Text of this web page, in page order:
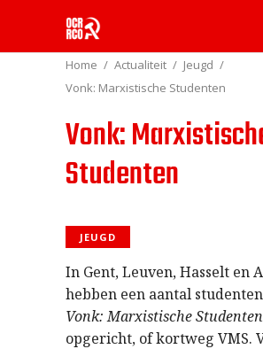
Home Actualiteit
Jeugd
Vonk: Marxistische Studenten
Vonk:
Studenten
JEUGD
In Gent, Leuven, Hasselt en
hebben een aantal
Vonk: Marxistische Studenten
opgericht, of kortweg VMS.